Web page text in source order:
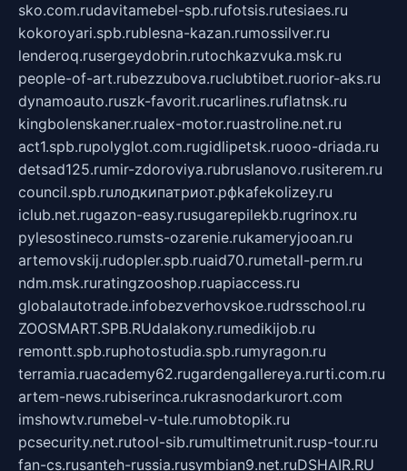
sko.com.rudavitamebel-spb.rufotsis.rutesiaes.ru
kokoroyari.spb.rublesna-kazan.rumossilver.ru
lenderoq.rusergeydobrin.rutochkazvuka.msk.ru
people-of-art.rubezzubova.ruclubtibet.ruorior-aks.ru
dynamoauto.ruszk-favorit.rucarlines.ruflatnsk.ru
kingbolenskaner.rualex-motor.ruastroline.net.ru
act1.spb.rupolyglot.com.rugidlipetsk.ruooo-driada.ru
detsad125.rumir-zdoroviya.rubruslanovo.rusiterem.ru
council.spb.ruлодкипатриот.рфkafekolizey.ru
iclub.net.rugazon-easy.rusugarepilekb.rugrinox.ru
pylesostineco.rumsts-ozarenie.rukameryjooan.ru
artemovskij.rudopler.spb.ruaid70.rumetall-perm.ru
ndm.msk.ruratingzooshop.ruapiaccess.ru
globalautotrade.infobezverhovskoe.rudrsschool.ru
ZOOSMART.SPB.RUdalakony.rumedikijob.ru
remontt.spb.ruphotostudia.spb.rumyragon.ru
terramia.ruacademy62.rugardengallereya.rurti.com.ru
artem-news.rubiserinca.rukrasnodarkurort.com
imshowtv.rumebel-v-tule.rumobtopik.ru
pcsecurity.net.rutool-sib.rumultimetrunit.rusp-tour.ru
fan-cs.rusanteh-russia.rusymbian9.net.ruDSHAIR.RU